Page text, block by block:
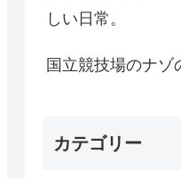
しい日常。
国立競技場のナゾ
カテゴリー